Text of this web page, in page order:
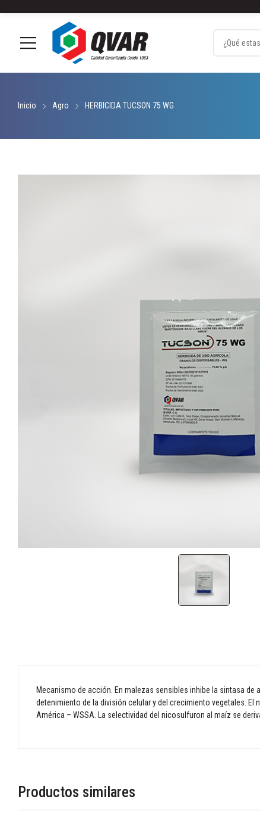
Inicio Agro HERBICIDA TUCSON 75 WG
Mecanismo de acción. En malezas sensibles inhibe la sintasa
detenimiento de la división celular y del crecimiento vegetales. El
América – WSSA. La selectividad del nicosulfuron al maíz se
Productos similares